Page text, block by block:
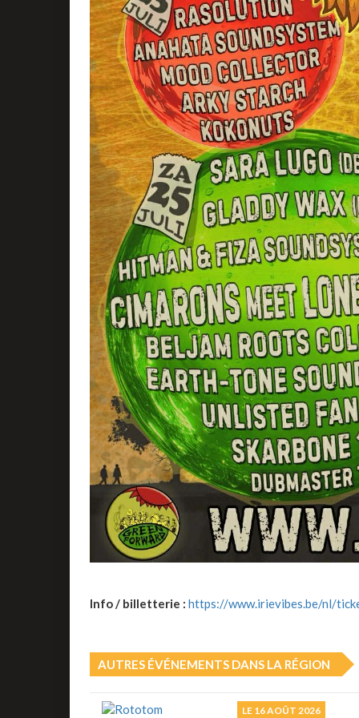
Info / billetterie : https://www.irievibes.be/nl/
AUTRES ÉVÉNEMENTS DANS LA RÉGION
LE 16 AOÛT 2026